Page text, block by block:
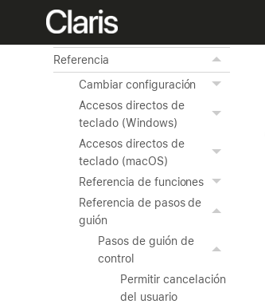
Uso de las herramientas
avanzadas
Referencia
Cambiar configuración
Accesos directos de
teclado (Windows)
Accesos directos de
teclado (macOS)
Referencia de funciones
Referencia de pasos de
guión
Pasos de guión de
control
Permitir cancelación
del usuario